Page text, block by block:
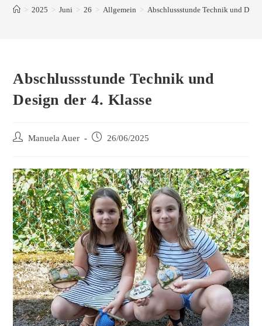
> 2025 > Juni > 26 > Allgemein > Abschlussstunde Technik und
Abschlussstunde Technik und
Design der 4. Klasse
Manuela Auer 26/06/2025